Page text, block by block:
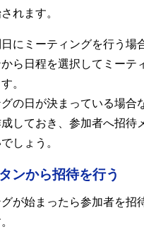
れます。
にミーティングを行う場
ら日程を選択してミーテ
。
グの日が決まっている場合
しておき、参加者へ招待
しょう。
ンから招待を行う
グが始まったら参加者を招